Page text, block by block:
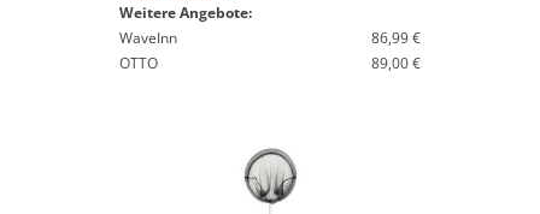
Weitere Angebote:
WaveInn
86,99 €
OTTO
89,00 €